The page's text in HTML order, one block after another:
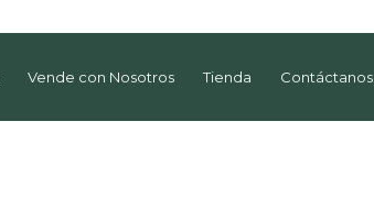
Vende con Nosotros Tienda Contáctanos